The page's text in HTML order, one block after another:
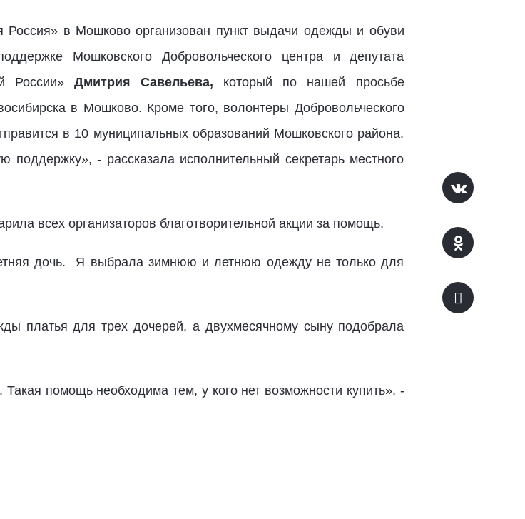
в Мошково организован пункт выдачи одежды и обуви
Мошковского Добровольческого центра и депутата
России»Дмитрия Савельева, который по нашей просьбе
в Мошково. Кроме того, волонтеры Добровольческого
в 10 муниципальных образований Мошковского района.
- рассказала исполнительный секретарь местного
всех организаторов благотворительной акции за помощь.
дочь. Я выбрала зимнюю и летнюю одежду не только для
платья для трех дочерей, а двухмесячному сыну подобрала
помощь необходима тем, у кого нет возможности купить», -